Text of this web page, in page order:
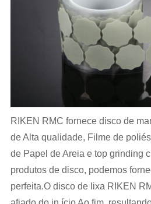
RIKEN RMC fornece disco de
de Alta qualidade, Filme de
de Papel de Areia e top grinding
produtos de disco, podemos
perfeita.O disco de lixa RIKEN